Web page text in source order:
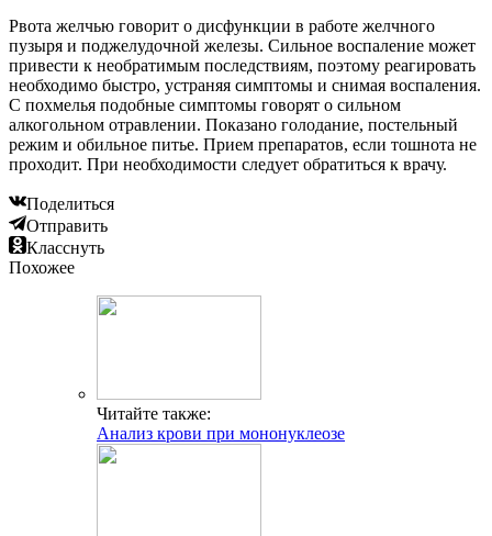
Рвота желчью говорит о дисфункции в работе желчного
пузыря и поджелудочной железы. Сильное воспаление может
привести к необратимым последствиям, поэтому реагировать
необходимо быстро, устраняя симптомы и снимая воспаления.
С похмелья подобные симптомы говорят о сильном
алкогольном отравлении. Показано голодание, постельный
режим и обильное питье. Прием препаратов, если тошнота не
проходит. При необходимости следует обратиться к врачу.
Поделиться
Отправить
Класснуть
Похожее
Читайте также:
Анализ крови при мононуклеозе